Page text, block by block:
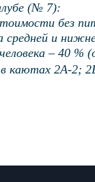
(№ 7):
без
средней и
– 40
в каютах2А-2;